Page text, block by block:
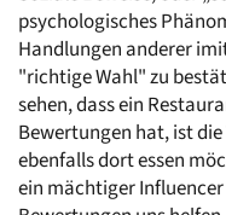
psychologisches
Handlungen anderer
"richtige Wahl" zu
sehen, dass ein
Bewertungen hat, ist
ebenfalls dort essen
ein mächtiger